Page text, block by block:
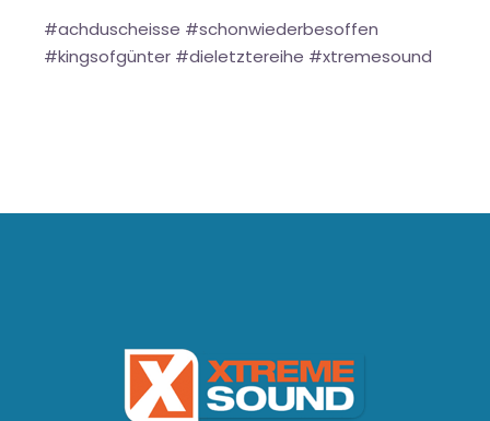
#achduscheisse #schonwiederbesoffen
#kingsofgünter #dieletztereihe #xtremesound